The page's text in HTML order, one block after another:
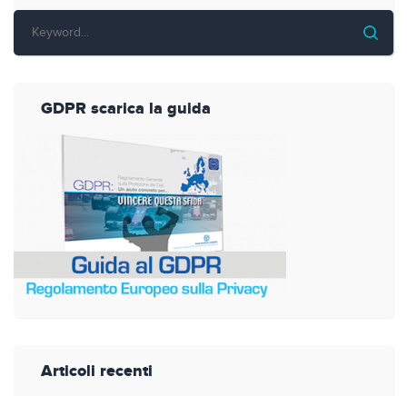
GDPR scarica la guida
Articoli recenti